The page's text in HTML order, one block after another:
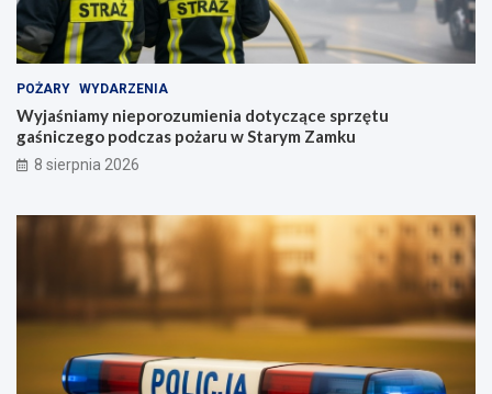
POŻARY WYDARZENIA
Wyjaśniamy nieporozumienia dotyczące sprzętu
gaśniczego podczas pożaru w Starym Zamku
8 sierpnia 2026